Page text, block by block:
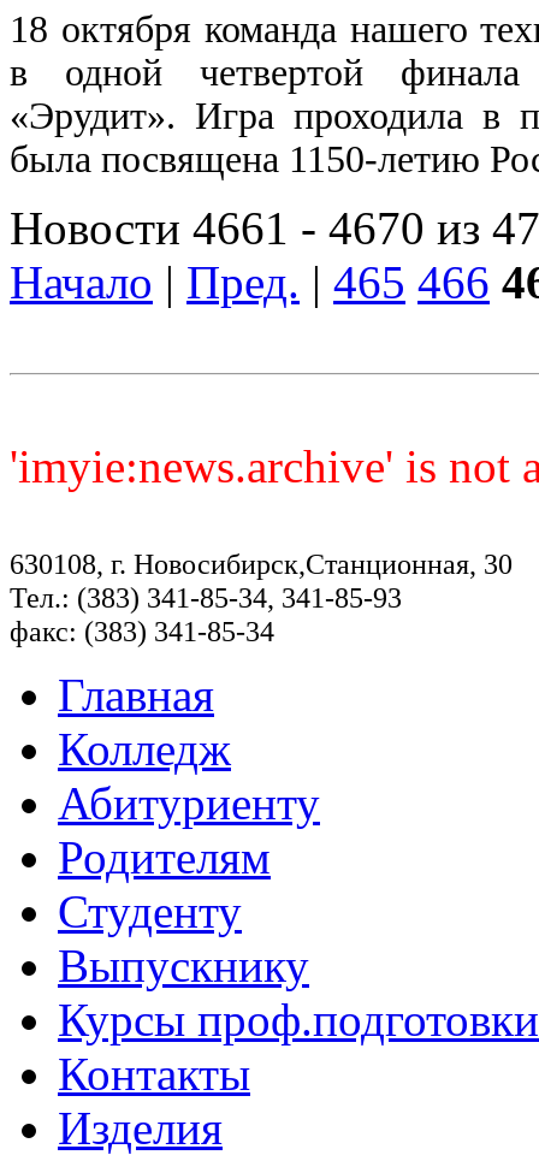
18 октября команда нашего
в одной четвертой финала
«Эрудит». Игра проходила
была посвящена 1150-летию
Новости 4661 - 4670 из
Начало | Пред. | 465 466
'imyie:news.archive' is not
630108, г. Новосибирск,Станционная, 30
Тел.: (383) 341-85-34, 341-85-93
факс: (383) 341-85-34
Главная
Колледж
Абитуриенту
Родителям
Студенту
Выпускнику
Курсы проф.подготовки
Контакты
Изделия